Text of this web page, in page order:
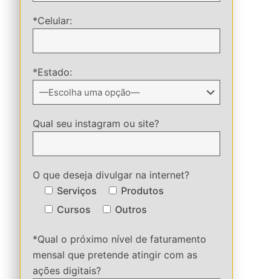
*Celular:
*Estado:
Qual seu instagram ou site?
O que deseja divulgar na internet?
Serviços
Produtos
Cursos
Outros
*Qual o próximo nível de faturamento
mensal que pretende atingir com as
ações digitais?